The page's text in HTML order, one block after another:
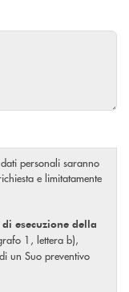
personali saranno
e limitatamente
di esecuzione della
1, lettera b),
un Suo preventivo